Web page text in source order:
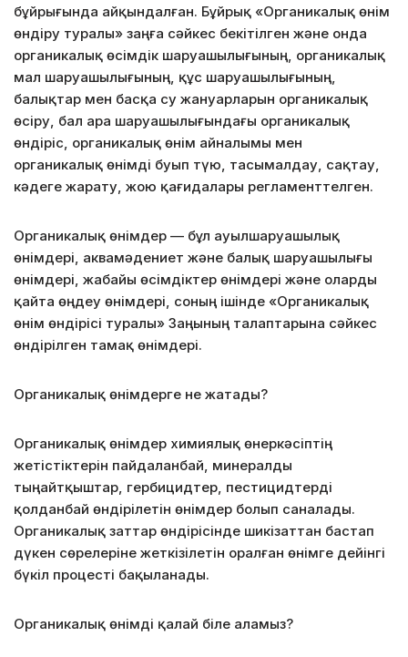
бұйрығында айқындалған. Бұйрық «Органикалық өнім
өндіру туралы» заңға сәйкес бекітілген және онда
органикалық өсімдік шаруашылығының, органикалық
мал шаруашылығының, құс шаруашылығының,
балықтар мен басқа су жануарларын органикалық
өсіру, бал ара шаруашылығындағы органикалық
өндіріс, органикалық өнім айналымы мен
органикалық өнімді буып түю, тасымалдау, сақтау,
кәдеге жарату, жою қағидалары регламенттелген.
Органикалық өнімдер — бұл ауылшаруашылық
өнімдері, аквамәдениет және балық шаруашылығы
өнімдері, жабайы өсімдіктер өнімдері және оларды
қайта өңдеу өнімдері, соның ішінде «Органикалық
өнім өндірісі туралы» Заңының талаптарына сәйкес
өндірілген тамақ өнімдері.
Органикалық өнімдерге не жатады?
Органикалық өнімдер химиялық өнеркәсіптің
жетістіктерін пайдаланбай, минералды
тыңайтқыштар, гербицидтер, пестицидтерді
қолданбай өндірілетін өнімдер болып саналады.
Органикалық заттар өндірісінде шикізаттан бастап
дүкен сөрелеріне жеткізілетін оралған өнімге дейінгі
бүкіл процесті бақыланады.
Органикалық өнімді қалай біле аламыз?